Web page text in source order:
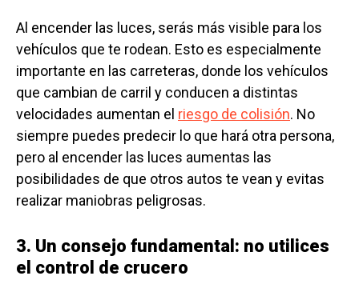
Al encender las luces, serás más visible para los
vehículos que te rodean. Esto es especialmente
importante en las carreteras, donde los vehículos
que cambian de carril y conducen a distintas
velocidades aumentan el riesgo de colisión. No
siempre puedes predecir lo que hará otra persona,
pero al encender las luces aumentas las
posibilidades de que otros autos te vean y evitas
realizar maniobras peligrosas.
3. Un consejo fundamental: no utilices
el control de crucero